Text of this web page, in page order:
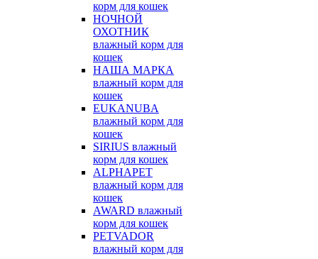
корм для кошек
НОЧНОЙ
ОХОТНИК
влажный корм для
кошек
НАША МАРКА
влажный корм для
кошек
EUKANUBA
влажный корм для
кошек
SIRIUS влажный
корм для кошек
ALPHAPET
влажный корм для
кошек
AWARD влажный
корм для кошек
PETVADOR
влажный корм для